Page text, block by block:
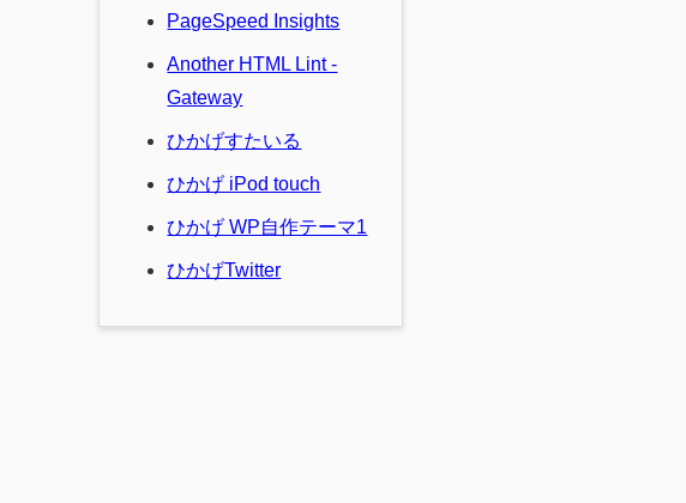
PageSpeed Insights
Another HTML Lint -
Gateway
ひかげすたいる
ひかげ iPod touch
ひかげ WP自作テーマ1
ひかげTwitter